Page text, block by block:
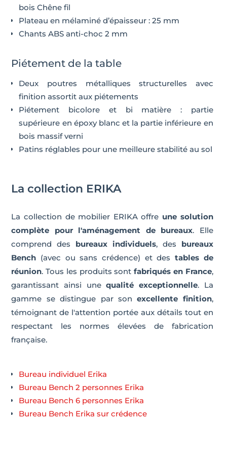
bois Chêne fil
Plateau en mélaminé d’épaisseur : 25 mm
Chants ABS anti-choc 2 mm
Piétement de la table
Deux poutres métalliques structurelles avec
finition assortit aux piétements
Piétement bicolore et bi matière : partie
supérieure en époxy blanc et la partie inférieure en
bois massif verni
Patins réglables pour une meilleure stabilité au sol
La collection ERIKA
La collection de mobilier ERIKA offre une solution
complète pour l'aménagement de bureaux. Elle
comprend des bureaux individuels, des bureaux
Bench (avec ou sans crédence) et des tables de
réunion. Tous les produits sontfabriqués en France,
garantissant ainsi unequalité exceptionnelle. La
gamme se distingue par sonexcellente finition,
témoignant de l'attention portée aux détails tout en
respectant les normes élevées de fabrication
française.
Bureau individuel Erika
Bureau Bench 2 personnes Erika
Bureau Bench 6 personnes Erika
Bureau Bench Erika sur crédence